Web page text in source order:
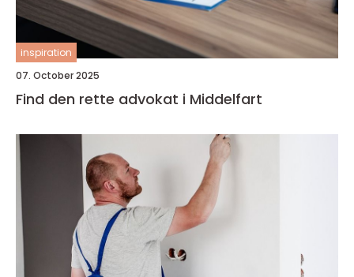
inspiration
07. October 2025
Find den rette advokat i Middelfart